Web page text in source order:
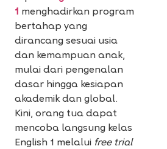
1 menghadirkan program
bertahap yang
dirancang sesuai usia
dan kemampuan anak,
mulai dari pengenalan
dasar hingga kesiapan
akademik dan global.
Kini, orang tua dapat
mencoba langsung kelas
English 1 melalui free trial